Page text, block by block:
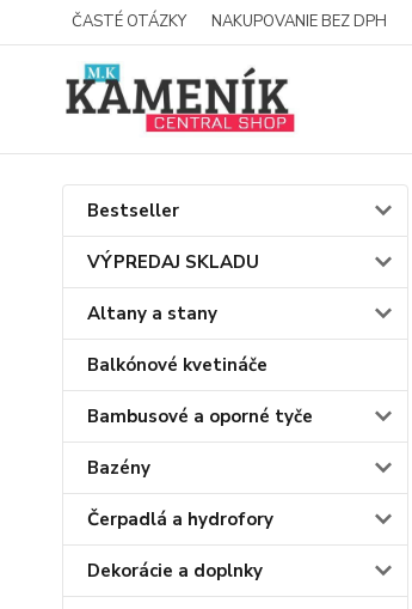
ČASTÉ OTÁZKY NAKUPOVANIE BEZ DPH
Bestseller
VÝPREDAJ SKLADU
Altany a stany
Balkónové kvetináče
Bambusové a oporné tyče
Bazény
Čerpadlá a hydrofory
Dekorácie a doplnky